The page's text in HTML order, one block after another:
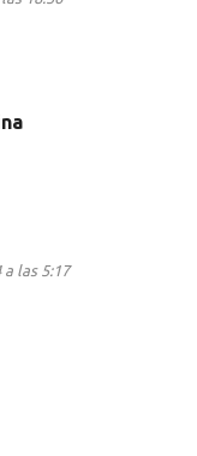
a las 5:17